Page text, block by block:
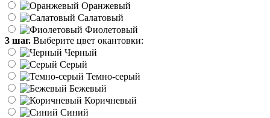
Оранжевый
Салатовый
Фиолетовый
3 шаг. Выберите цвет окантовки:
Черный
Серый
Темно-серый
Бежевый
Коричневый
Синий